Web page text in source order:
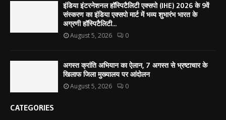
इंडिया इंटरनेशनल हॉस्पिटैलिटी एक्सपो (IHE) 2026 के 9वें
संस्करण का इंडिया एक्सपो मार्ट में भव्य शुभारंभ भारत के
अग्रणी हॉस्पिटैलिटी...
August 5, 2026 0
अगस्त क्रांति अभियान का ऐलान, 7 अगस्त से भ्रष्टाचार के
खिलाफ जिला मुख्यालय पर आंदोलन
August 5, 2026 0
CATEGORIES